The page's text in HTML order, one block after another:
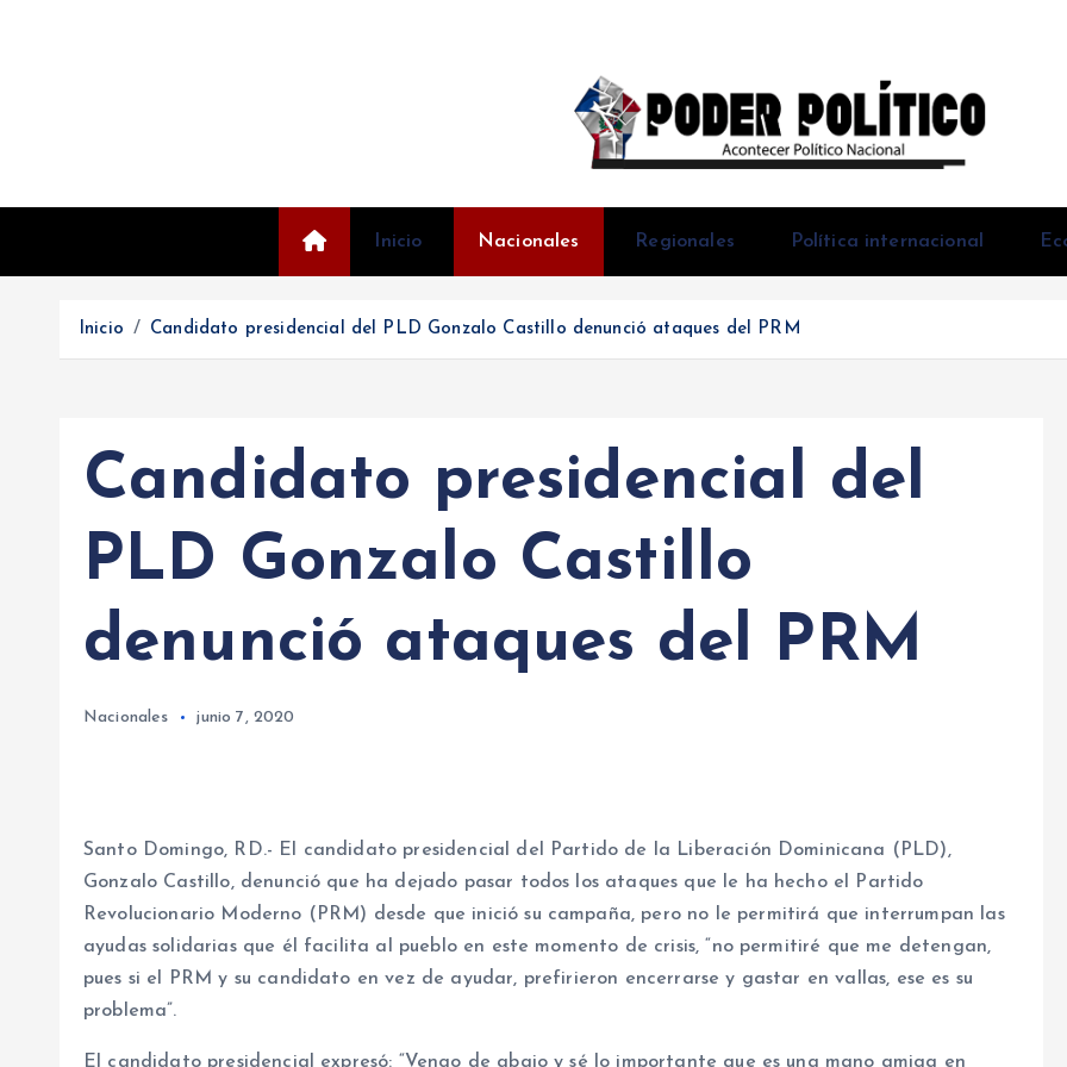
a
Inicio Nacionales Regionales Política internacional
Inicio Candidato presidencial del PLD Gonzalo Castillo denunció ataques del PRM
Candidato presidencial del
PLD Gonzalo Castillo
denunció ataques del PRM
Nacionales junio 7, 2020
Santo Domingo, RD.- El candidato presidencial del Partido de la Liberación Dominicana (PLD),
Gonzalo Castillo, denunció que ha dejado pasar todos los ataques que le ha hecho el Partido
Revolucionario Moderno (PRM) desde que inició su campaña, pero no le permitirá que interrumpan las
ayudas solidarias que él facilita al pueblo en este momento de crisis, “no permitiré que me detengan,
pues si el PRM y su candidato en vez de ayudar, prefirieron encerrarse y gastar en vallas, ese es su
problema”.
El candidato presidencial expresó: “Vengo de abajo y sé lo importante que es una mano amiga en